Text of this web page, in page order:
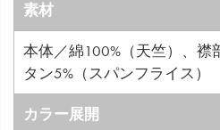
素材
本体／綿100%（天竺）、襟
タン5%（スパンフライス）
カラー展開